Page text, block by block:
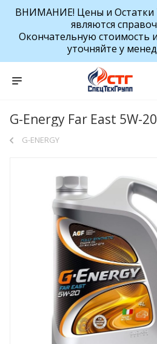
ВНИМАНИЕ! Цены и Остатки
являются
Окончательную стоимость
уточняйте у
G-Energy Far East 5W-
G-ENERGY